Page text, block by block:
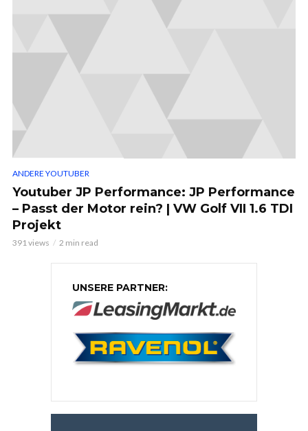
ANDERE YOUTUBER
Youtuber JP Performance: JP Performance
– Passt der Motor rein? | VW Golf VII 1.6 TDI
Projekt
391 views 2 min read
UNSERE PARTNER: